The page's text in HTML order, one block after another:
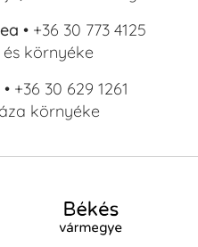
• +36 30 773 4125
környéke
• +36 30 629 1261
környéke